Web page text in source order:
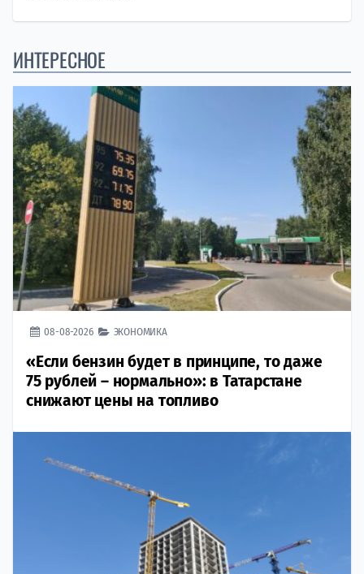
ИНТЕРЕСНОЕ
08-08-2026 ЭКОНОМИКА
«Если бензин будет в принципе, то даже
75 рублей – нормально»: в Татарстане
снижают цены на топливо